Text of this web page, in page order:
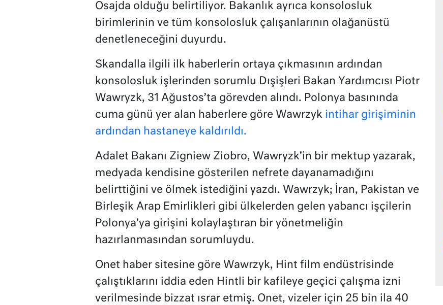
Osajda olduğu belirtiliyor. Bakanlık ayrıca konsolosluk
birimlerinin ve tüm konsolosluk çalışanlarının olağanüstü
denetleneceğini duyurdu.
Skandalla ilgili ilk haberlerin ortaya çıkmasının ardından
konsolosluk işlerinden sorumlu Dışişleri Bakan Yardımcısı Piotr
Wawryzk, 31 Ağustos’ta görevden alındı. Polonya basınında
cuma günü yer alan haberlere göre Wawrzyk intihar girişiminin
ardından hastaneye kaldırıldı.
Adalet Bakanı Zigniew Ziobro, Wawryzk’in bir mektup yazarak,
medyada kendisine gösterilen nefrete dayanamadığını
belirttiğini ve ölmek istediğini yazdı. Wawrzyk; İran, Pakistan ve
Birleşik Arap Emirlikleri gibi ülkelerden gelen yabancı işçilerin
Polonya’ya girişini kolaylaştıran bir yönetmeliğin
hazırlanmasından sorumluydu.
Onet haber sitesine göre Wawrzyk, Hint film endüstrisinde
çalıştıklarını iddia eden Hintli bir kafileye geçici çalışma izni
verilmesinde bizzat ısrar etmiş. Onet, vizeler için 25 bin ila 40